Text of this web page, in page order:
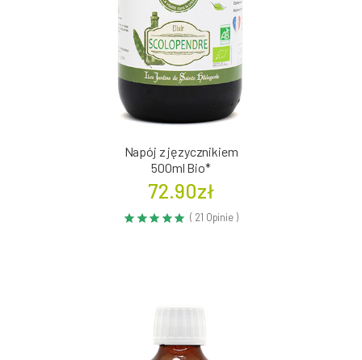
Napój z języcznikiem
500ml Bio*
72.90zł
( 21 Opinie )